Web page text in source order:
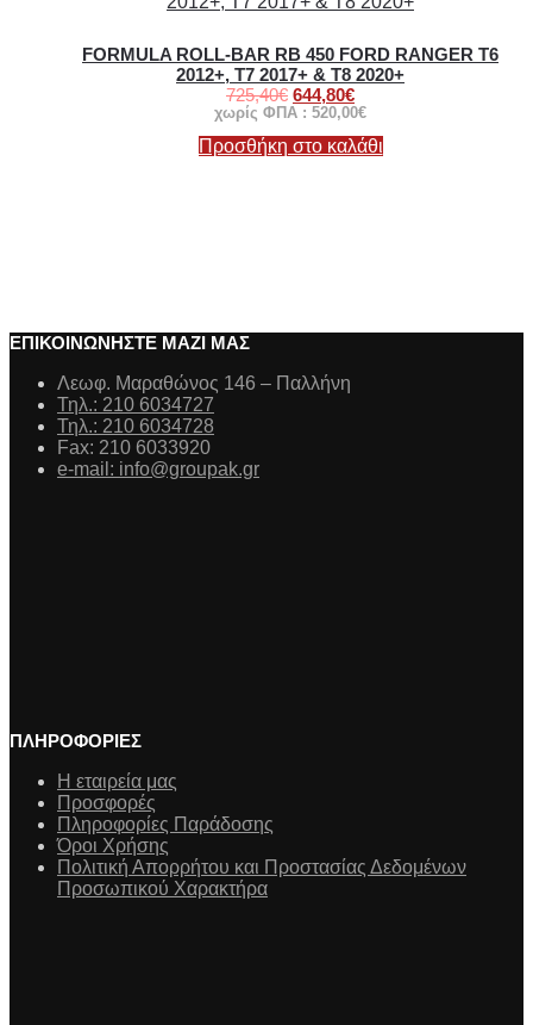
FORMULA ROLL-BAR RB 450 FORD RANGER T6
2012+, T7 2017+ & T8 2020+
725,40€ 644,80€
χωρίς ΦΠΑ : 520,00€
Προσθήκη στο καλάθι
ΕΠΙΚΟΙΝΩΝΗΣΤΕ ΜΑΖΙ ΜΑΣ
Λεωφ. Μαραθώνος 146 – Παλλήνη
Τηλ.: 210 6034727
Τηλ.: 210 6034728
Fax: 210 6033920
e-mail: info@groupak.gr
ΠΛΗΡΟΦΟΡΙΕΣ
Η εταιρεία μας
Προσφορές
Πληροφορίες Παράδοσης
Όροι Χρήσης
Πολιτική Απορρήτου και Προστασίας Δεδομένων
Προσωπικού Χαρακτήρα